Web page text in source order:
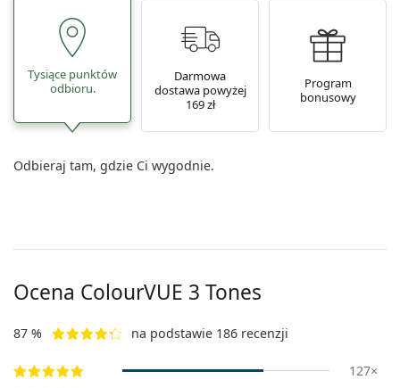
Tysiące punktów
odbioru.
Darmowa
dostawa powyżej
169 zł
Program
bonusowy
Odbieraj tam, gdzie Ci wygodnie.
Ocena ColourVUE 3 Tones
87 % na podstawie 186 recenzji
127×